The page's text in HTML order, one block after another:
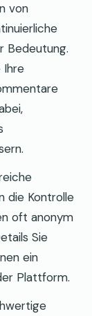
von
Bedeutung.
Ihre
die Kontrolle
oft anonym
Sie
ein
Plattform.